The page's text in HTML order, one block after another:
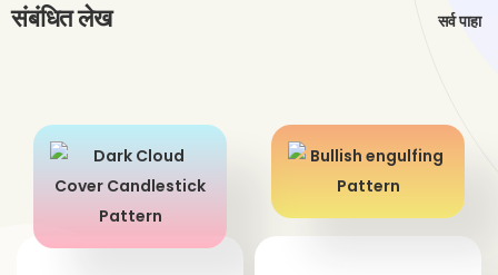
संबंधित लेख सर्व पाहा